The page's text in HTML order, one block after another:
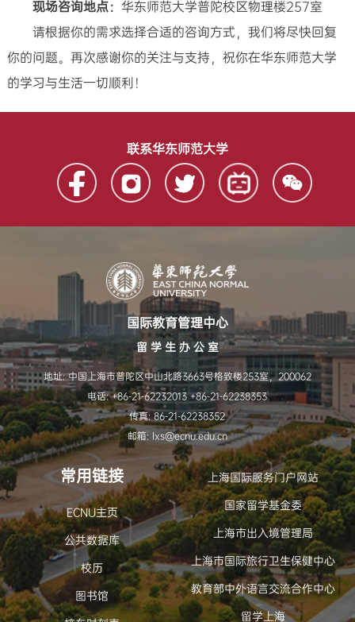
现场咨询地点： 华东师范大学普陀校区物理楼257室
请根据你的需求选择合适的咨询方式，我们将尽快回复
你的问题。再次感谢你的关注与支持，祝你在华东师范大学
的学习与生活一切顺利！
联系华东师范大学
国际教育管理中心
留 学 生 办 公 室
地址: 中国上海市普陀区中山北路3663号格致楼253室，200062
电话: +86-21-62232013 +86-21-62238353
传真: 86-21-62238352
邮箱: lxs@ecnu.edu.cn
常用链接
ECNU主页
公共数据库
校历
图书馆
上海国际服务门户网站
国家留学基金委
上海市出入境管理局
上海市国际旅行卫生保健中心
教育部中外语言交流合作中心
留学上海